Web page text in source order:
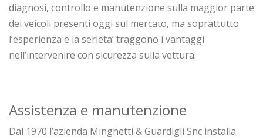
diagnosi, controllo e manutenzione sulla maggior parte
dei veicoli presenti oggi sul mercato, ma soprattutto
l’esperienza e la serieta’ traggono i vantaggi
nell’intervenire con sicurezza sulla vettura.
Assistenza e manutenzione
Dal 1970 l’azienda Minghetti & Guardigli Snc installa